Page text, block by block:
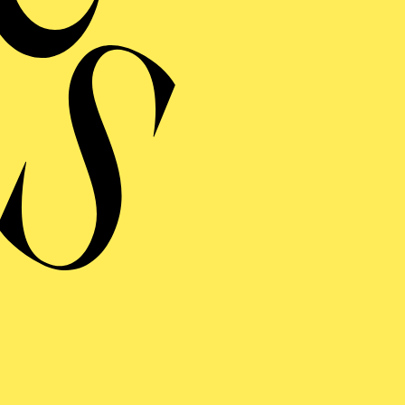
was born in Brno. He received his dance
the University of Music and Performing Arts in
student, he was engaged as a group dancer at the
Wiesbaden. From 2004 he interpreted numerous
there as a solo dancer. From 2002 to 2007, Marek
Ballet company, responsible for organizing guest
administrative and logistical tasks within the
in Essen. He successfully completed his studies,
Sciences in Frankfurt am Main, with a Master of